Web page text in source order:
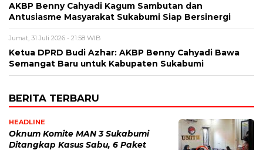
AKBP Benny Cahyadi Kagum Sambutan dan
Antusiasme Masyarakat Sukabumi Siap Bersinergi
Jumat, 31 Juli 2026 - 21:58 WIB
Ketua DPRD Budi Azhar: AKBP Benny Cahyadi Bawa
Semangat Baru untuk Kabupaten Sukabumi
BERITA TERBARU
HEADLINE
Oknum Komite MAN 3 Sukabumi
Ditangkap Kasus Sabu, 6 Paket